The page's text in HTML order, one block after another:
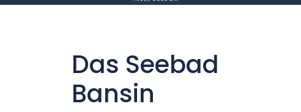
Das Seebad
Bansin